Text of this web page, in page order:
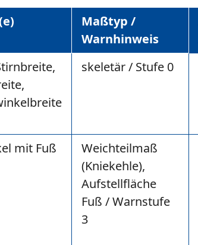
Maßtyp /
Warnhinweis
skeletär / Stufe 0
mit Fuß
Weichteilmaß
(Kniekehle),
Aufstellfläche
Fuß / Warnstufe
3